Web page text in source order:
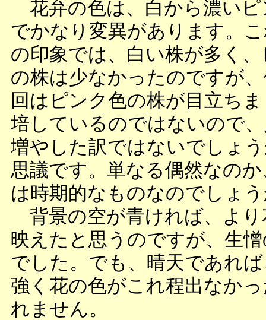
花弁の色は、白から濃いピ
でかなり変異があります。
の印象では、白い株が多く
の株は少なかったのですが
回はピンク色の株が目立ち
培しているのではないので
増やした訳ではないでしょ
思議です。単なる偶然なの
は時期的なものなのでしょ
背景の空が青ければ、より
映えたと思うのですが、生
でした。でも、晴天であれ
強く花の色がこれ程出なか
れません。